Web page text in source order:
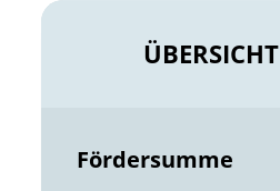
ÜBERSICHT
Fördersumme